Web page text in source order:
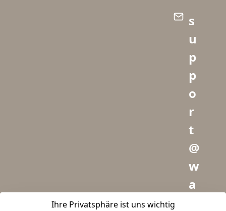
Ihre Privatsphäre ist uns wichtig
s
u
p
p
o
r
t
@
w
a